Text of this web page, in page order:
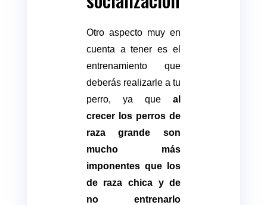
Otro aspecto muy en
cuenta a tener es el
entrenamiento que
deberás realizarle a tu
perro, ya queal
crecer los perros de
raza grande son
mucho más
imponentes que los
de raza chica y de
no entrenarlo